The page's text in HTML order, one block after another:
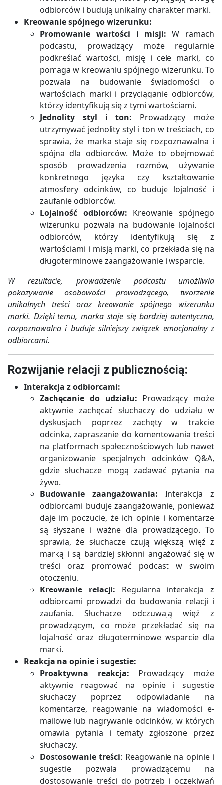
odbiorców i budują unikalny charakter marki.
Kreowanie spójnego wizerunku:
Promowanie wartości i misji: W ramach
podcastu, prowadzący może regularnie
podkreślać wartości, misję i cele marki, co
pomaga w kreowaniu spójnego wizerunku. To
pozwala na budowanie świadomości o
wartościach marki i przyciąganie odbiorców,
którzy identyfikują się z tymi wartościami.
Jednolity styl i ton: Prowadzący może
utrzymywać jednolity styl i ton w treściach, co
sprawia, że marka staje się rozpoznawalna i
spójna dla odbiorców. Może to obejmować
sposób prowadzenia rozmów, używanie
konkretnego języka czy kształtowanie
atmosfery odcinków, co buduje lojalność i
zaufanie odbiorców.
Lojalność odbiorców: Kreowanie spójnego
wizerunku pozwala na budowanie lojalności
odbiorców, którzy identyfikują się z
wartościami i misją marki, co przekłada się na
długoterminowe zaangażowanie i wsparcie.
W rezultacie, prowadzenie podcastu umożliwia
pokazywanie osobowości prowadzącego, tworzenie
unikalnych treści oraz kreowanie spójnego wizerunku
marki. Dzięki temu, marka staje się bardziej autentyczna,
rozpoznawalna i buduje silniejszy związek emocjonalny z
odbiorcami.
Rozwijanie relacji z publicznością:
Interakcja z odbiorcami:
Zachęcanie do udziału: Prowadzący może
aktywnie zachęcać słuchaczy do udziału w
dyskusjach poprzez zachęty w trakcie
odcinka, zapraszanie do komentowania treści
na platformach społecznościowych lub nawet
organizowanie specjalnych odcinków Q&A,
gdzie słuchacze mogą zadawać pytania na
żywo.
Budowanie zaangażowania: Interakcja z
odbiorcami buduje zaangażowanie, ponieważ
daje im poczucie, że ich opinie i komentarze
są słyszane i ważne dla prowadzącego. To
sprawia, że słuchacze czują większą więź z
marką i są bardziej skłonni angażować się w
treści oraz promować podcast w swoim
otoczeniu.
Kreowanie relacji: Regularna interakcja z
odbiorcami prowadzi do budowania relacji i
zaufania. Słuchacze odczuwają więź z
prowadzącym, co może przekładać się na
lojalność oraz długoterminowe wsparcie dla
marki.
Reakcja na opinie i sugestie:
Proaktywna reakcja: Prowadzący może
aktywnie reagować na opinie i sugestie
słuchaczy poprzez odpowiadanie na
komentarze, reagowanie na wiadomości e-
mailowe lub nagrywanie odcinków, w których
omawia pytania i tematy zgłoszone przez
słuchaczy.
Dostosowanie treści: Reagowanie na opinie i
sugestie pozwala prowadzącemu na
dostosowanie treści do potrzeb i oczekiwań